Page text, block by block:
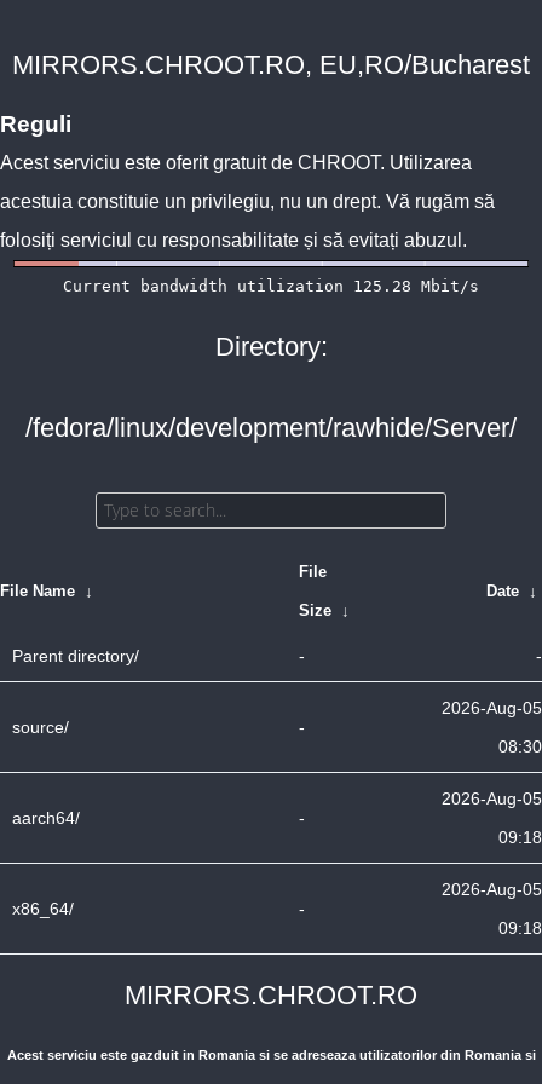
MIRRORS.CHROOT.RO, EU,RO/Bucharest
Reguli
Acest serviciu este oferit gratuit de CHROOT. Utilizarea
acestuia constituie un privilegiu, nu un drept. Vă rugăm să
folosiți serviciul cu responsabilitate și să evitați abuzul.
Directory:
/fedora/linux/development/rawhide/Server/
File Name ↓
File
Size ↓
Date ↓
Parent directory/ - -
source/ -
2026-Aug-05
08:30
aarch64/ -
2026-Aug-05
09:18
x86_64/ -
2026-Aug-05
09:18
MIRRORS.CHROOT.RO
Acest serviciu este gazduit in Romania si se adreseaza utilizatorilor din Romania si